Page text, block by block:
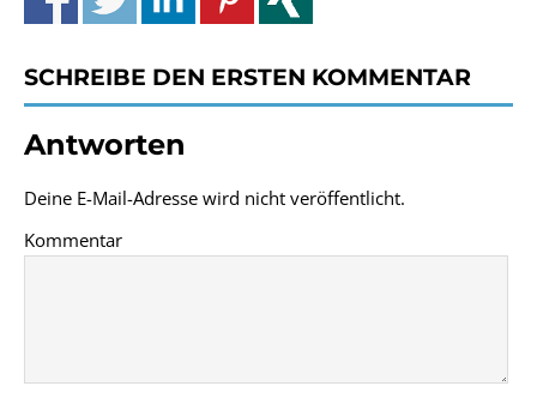
SCHREIBE DEN ERSTEN KOMMENTAR
Antworten
Deine E-Mail-Adresse wird nicht veröffentlicht.
Kommentar